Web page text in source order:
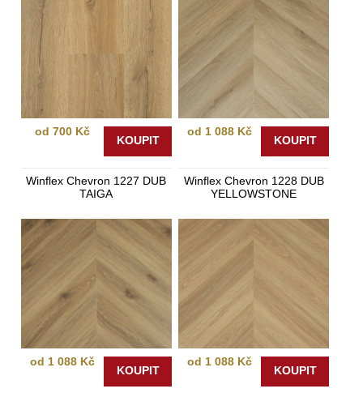
od 700 Kč
KOUPIT
od 1 088 Kč
KOUPIT
Winflex Chevron 1227 DUB
TAIGA
od 1 088 Kč
KOUPIT
Winflex Chevron 1228 DUB
YELLOWSTONE
od 1 088 Kč
KOUPIT